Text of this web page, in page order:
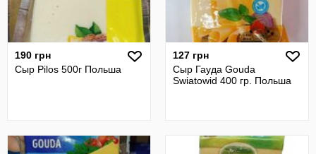
190 грн
Сыр Pilos 500г Польша
127 грн
Сыр Гауда Gouda
Swiatowid 400 гр. Польша